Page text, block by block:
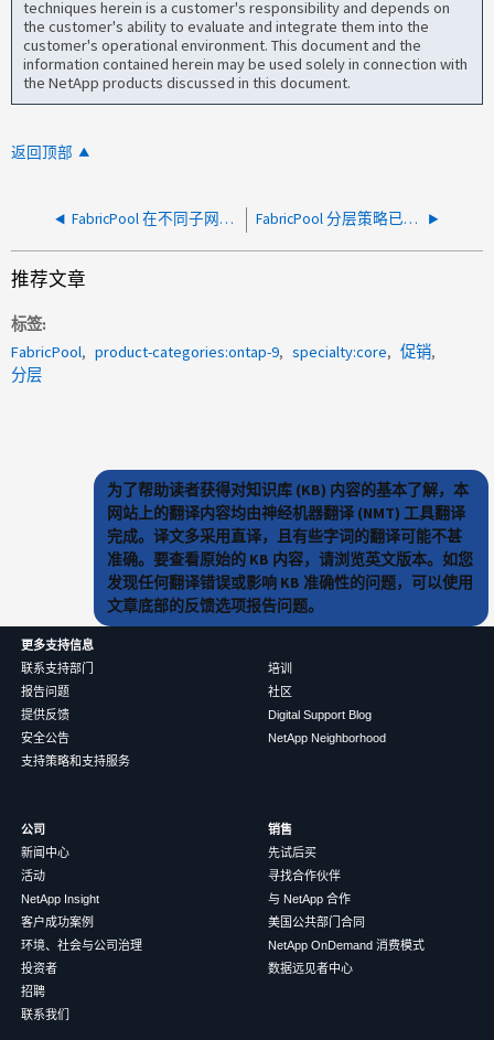
techniques herein is a customer's responsibility and depends on
the customer's ability to evaluate and integrate them into the
customer's operational environment. This document and the
information contained herein may be used solely in connection with
the NetApp products discussed in this document.
返回顶部
FabricPool 在不同子网上的多个 ONTAP 集群间 LIF 显示高延迟 FabricPool 分层策略已从备份更改为自动策略
推荐文章
标签
FabricPool
product-categories:ontap-9 specialty:core
促销
分层
为了帮助读者获得对知识库 (KB) 内容的基本了解，本
网站上的翻译内容均由神经机器翻译 (NMT) 工具翻译
完成。译文多采用直译，且有些字词的翻译可能不甚
准确。要查看原始的 KB 内容，请浏览英文版本。如您
发现任何翻译错误或影响 KB 准确性的问题，可以使用
文章底部的反馈选项报告问题。
更多支持信息
联系支持部门
报告问题
提供反馈
安全公告
支持策略和支持服务
培训
社区
Digital Support Blog
NetApp Neighborhood
公司
新闻中心
活动
NetApp Insight
客户成功案例
环境、社会与公司治理
投资者
招聘
联系我们
销售
先试后买
寻找合作伙伴
与 NetApp 合作
美国公共部门合同
NetApp OnDemand 消费模式
数据远见者中心